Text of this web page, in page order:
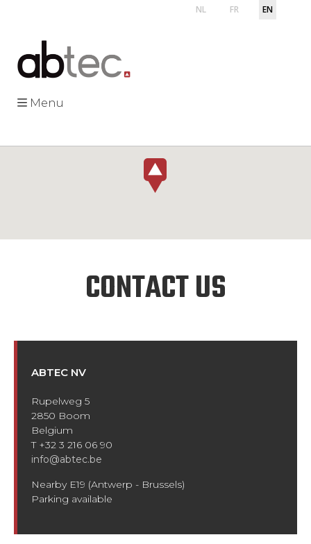
NL FR EN
Menu
CONTACT US
ABTEC NV
Rupelweg 5
2850 Boom
Belgium
T +32 3 216 06 90
info@abtec.be
Nearby E19 (Antwerp - Brussels)
Parking available